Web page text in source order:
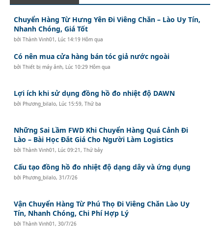
Chuyển Hàng Từ Hưng Yên Đi Viêng Chăn – Lào Uy Tín,
Nhanh Chóng, Giá Tốt
bởiThành Vinh01 , Lúc 14:19 Hôm qua
Có nên mua cửa hàng bán tóc giả nước ngoài
bởiThiết bị máy ảnh, Lúc 10:29 Hôm qua
Lợi ích khi sử dụng đồng hồ đo nhiệt độ DAWN
bởi Phương_bilalo, Lúc 15:59, Thứ ba
Những Sai Lầm FWD Khi Chuyển Hàng Quá Cảnh Đi
Lào – Bài Học Đắt Giá Cho Người Làm Logistics
bởiThành Vinh01 , Lúc 09:21, Thứ bảy
Cấu tạo đồng hồ đo nhiệt độ dạng dây và ứng dụng
bởi Phương_bilalo,31/7/26
Vận Chuyển Hàng Từ Phú Thọ Đi Viêng Chăn Lào Uy
Tín, Nhanh Chóng, Chi Phí Hợp Lý
bởiThành Vinh01 ,30/7/26